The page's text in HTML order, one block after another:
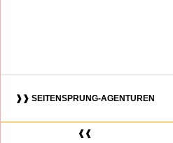
❱❱ SEITENSPRUNG-AGENTUREN
❰❰